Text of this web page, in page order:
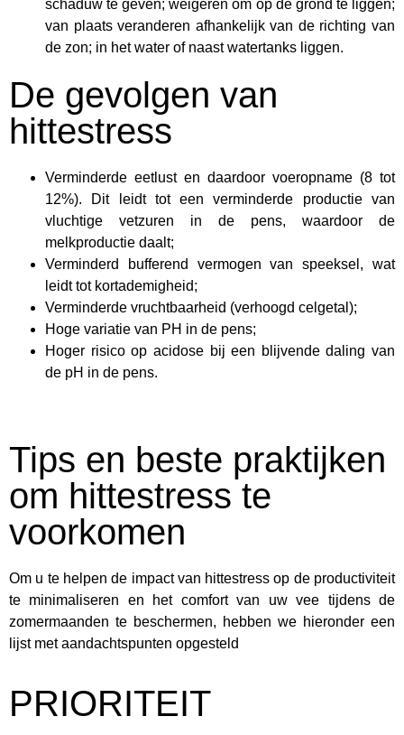
schaduw te geven; weigeren om op de grond te liggen;
van plaats veranderen afhankelijk van de richting van
de zon; in het water of naast watertanks liggen.
De gevolgen van
hittestress
Verminderde eetlust en daardoor voeropname (8 tot
12%). Dit leidt tot een verminderde productie van
vluchtige vetzuren in de pens, waardoor de
melkproductie daalt;
Verminderd bufferend vermogen van speeksel, wat
leidt tot kortademigheid;
Verminderde vruchtbaarheid (verhoogd celgetal);
Hoge variatie van PH in de pens;
Hoger risico op acidose bij een blijvende daling van
de pH in de pens.
Tips en beste praktijken
om hittestress te
voorkomen
Om u te helpen de impact van hittestress op de productiviteit
te minimaliseren en het comfort van uw vee tijdens de
zomermaanden te beschermen, hebben we hieronder een
lijst met aandachtspunten opgesteld
PRIORITEIT